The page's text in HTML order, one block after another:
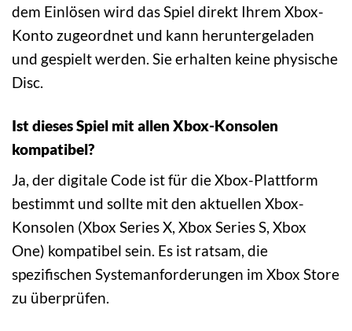
dem Einlösen wird das Spiel direkt Ihrem Xbox-
Konto zugeordnet und kann heruntergeladen
und gespielt werden. Sie erhalten keine physische
Disc.
Ist dieses Spiel mit allen Xbox-Konsolen
kompatibel?
Ja, der digitale Code ist für die Xbox-Plattform
bestimmt und sollte mit den aktuellen Xbox-
Konsolen (Xbox Series X, Xbox Series S, Xbox
One) kompatibel sein. Es ist ratsam, die
spezifischen Systemanforderungen im Xbox Store
zu überprüfen.